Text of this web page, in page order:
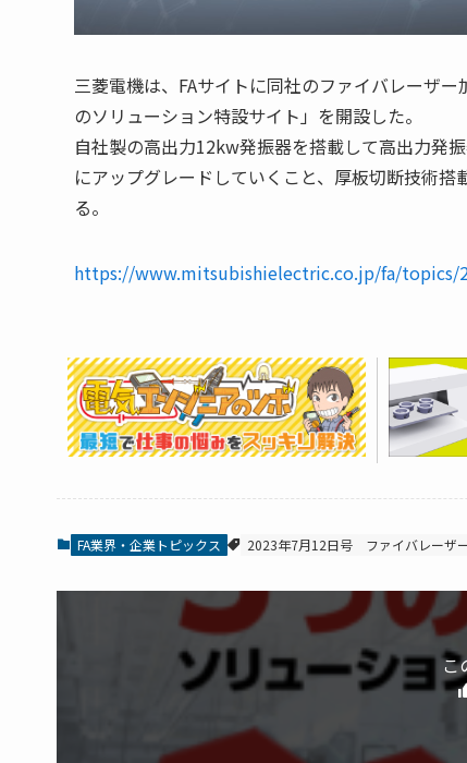
三菱電機は、FAサイトに同社のファイバレーザ
のソリューション特設サイト」を開設した。
自社製の高出力12kw発振器を搭載して高出力発
にアップグレードしていくこと、厚板切断技術
る。
https://www.mitsubishielectric.co.jp/fa/topics/
FA業界・企業トピックス 2023年7月12日号 ファイバレーザ
こ